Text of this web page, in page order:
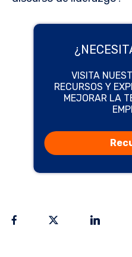
VISITA
RECURSOS Y
MEJORAR LA